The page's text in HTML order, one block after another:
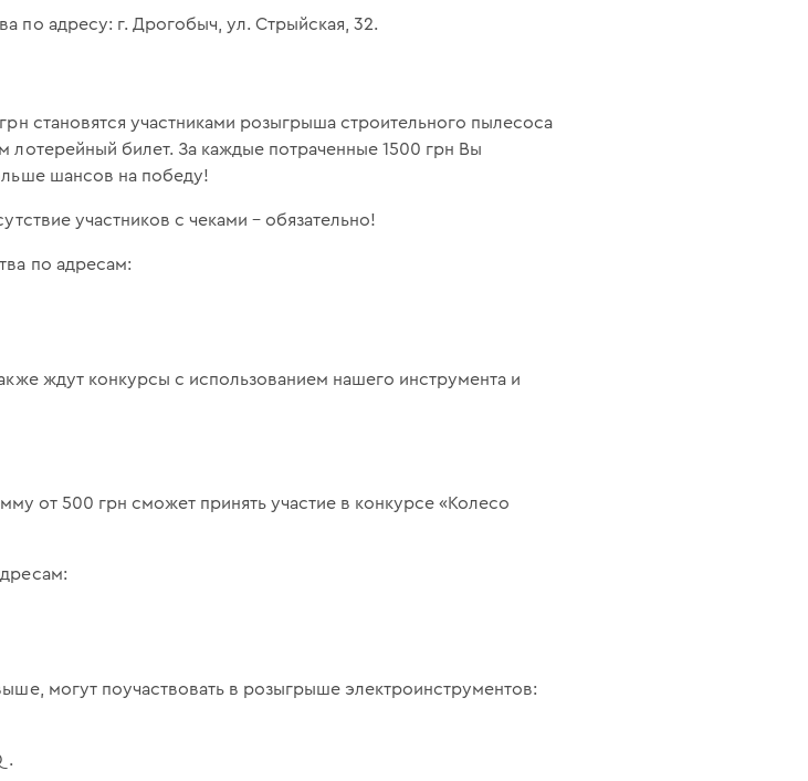
по адресу: г. Дрогобыч, ул. Стрыйская, 32.
становятся участниками розыгрыша строительного пылесоса
лотерейный билет. За каждые потраченные 1500 грн Вы
шансов на победу!
участников с чеками – обязательно!
по адресам:
ждут конкурсы с использованием нашего инструмента и
от 500 грн сможет принять участие в конкурсе «Колесо
могут поучаствовать в розыгрыше электроинструментов: